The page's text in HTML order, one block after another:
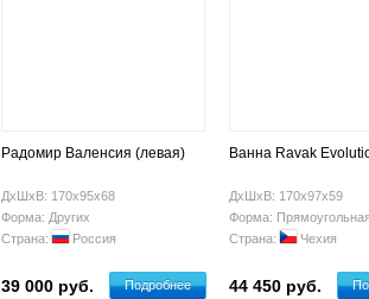
Радомир Валенсия (левая)
ДхШхВ: 170х95х68
Форма: Других
Страна:
Россия
39 000 руб. Подробнее
Ванна Ravak
ДхШхВ: 170х97х59
Форма: Прямоугольная
Страна:
Чехия
44 450 руб.